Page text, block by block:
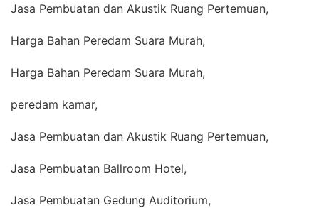
Jasa Pembuatan dan Akustik Ruang Pertemuan,
Harga Bahan Peredam Suara Murah,
Harga Bahan Peredam Suara Murah,
peredam kamar,
Jasa Pembuatan dan Akustik Ruang Pertemuan,
Jasa Pembuatan Ballroom Hotel,
Jasa Pembuatan Gedung Auditorium,